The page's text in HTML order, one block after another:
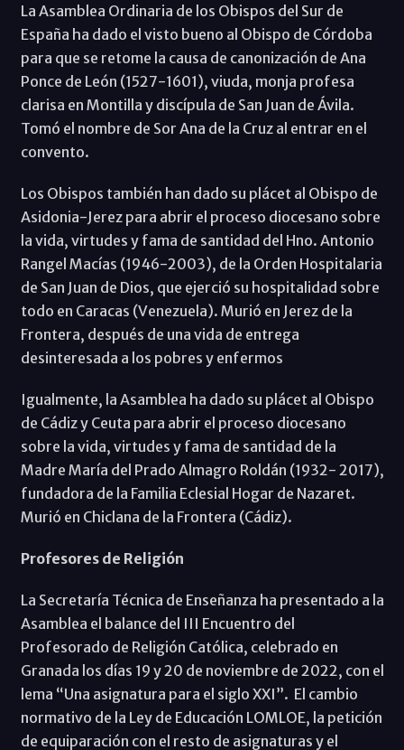
La Asamblea Ordinaria de los Obispos del Sur de
España ha dado el visto bueno al Obispo de Córdoba
para que se retome la causa de canonización de Ana
Ponce de León (1527-1601), viuda, monja profesa
clarisa en Montilla y discípula de San Juan de Ávila.
Tomó el nombre de Sor Ana de la Cruz al entrar en el
convento.
Los Obispos también han dado su plácet al Obispo de
Asidonia-Jerez para abrir el proceso diocesano sobre
la vida, virtudes y fama de santidad del Hno. Antonio
Rangel Macías (1946-2003), de la Orden Hospitalaria
de San Juan de Dios, que ejerció su hospitalidad sobre
todo en Caracas (Venezuela). Murió en Jerez de la
Frontera, después de una vida de entrega
desinteresada a los pobres y enfermos
Igualmente, la Asamblea ha dado su plácet al Obispo
de Cádiz y Ceuta para abrir el proceso diocesano
sobre la vida, virtudes y fama de santidad de la
Madre María del Prado Almagro Roldán (1932- 2017),
fundadora de la Familia Eclesial Hogar de Nazaret.
Murió en Chiclana de la Frontera (Cádiz).
Profesores de Religión
La Secretaría Técnica de Enseñanza ha presentado a la
Asamblea el balance del III Encuentro del
Profesorado de Religión Católica, celebrado en
Granada los días 19 y 20 de noviembre de 2022, con el
lema “Una asignatura para el siglo XXI”. El cambio
normativo de la Ley de Educación LOMLOE, la petición
de equiparación con el resto de asignaturas y el